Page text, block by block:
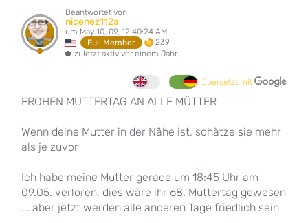
Beantwortet von
nicenez112a
um May 10, 09, 12:40:24 AM
Full Member
239
zuletzt aktiv vor einem Jahr
übersetzt mit
FROHEN MUTTERTAG AN ALLE MÜTTER
Wenn deine Mutter in der Nähe ist, schätze sie mehr
als je zuvor
Ich habe meine Mutter gerade um 18:45 Uhr am
09.05. verloren, dies wäre ihr 68. Muttertag gewesen
... aber jetzt werden alle anderen Tage friedlich sein